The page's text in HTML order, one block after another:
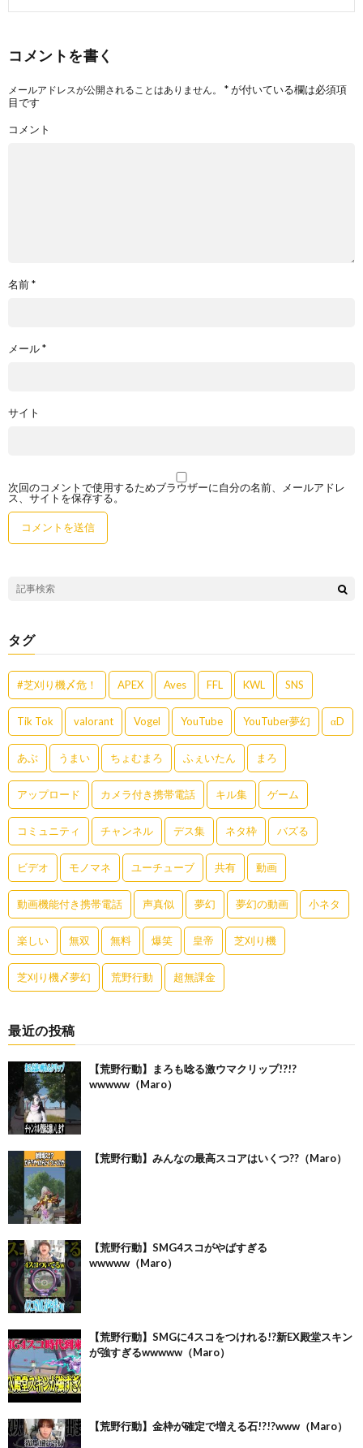
コメントを書く
メールアドレスが公開されることはありません。 *が付いている欄は必須項
目です
コメント
名前*
メール*
サイト
次回のコメントで使用するためブラウザーに自分の名前、メールアドレ
ス、サイトを保存する。
タグ
#芝刈り機〆危！ APEX Aves FFL KWL SNS
Tik Tok valorant Vogel YouTube YouTuber夢幻 αD
あぶ うまい ちょむまろ ふぇいたん まろ
アップロード カメラ付き携帯電話 キル集 ゲーム
コミュニティ チャンネル デス集 ネタ枠 バズる
ビデオ モノマネ ユーチューブ 共有 動画
動画機能付き携帯電話 声真似 夢幻 夢幻の動画 小ネタ
楽しい 無双 無料 爆笑 皇帝 芝刈り機
芝刈り機〆夢幻 荒野行動 超無課金
最近の投稿
【荒野行動】まろも唸る激ウマクリップ!?!?
wwwww（Maro）
【荒野行動】みんなの最高スコアはいくつ??（Maro）
【荒野行動】SMG4スコがやばすぎる
wwwww（Maro）
【荒野行動】SMGに4スコをつけれる!?新EX殿堂スキン
が強すぎるwwwww（Maro）
【荒野行動】金枠が確定で増える石!?!?www（Maro）